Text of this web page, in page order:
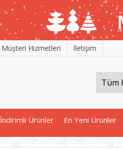
Müşteri Hizmetleri İletişim
İndirimli Ürünler En Yeni Ürünler